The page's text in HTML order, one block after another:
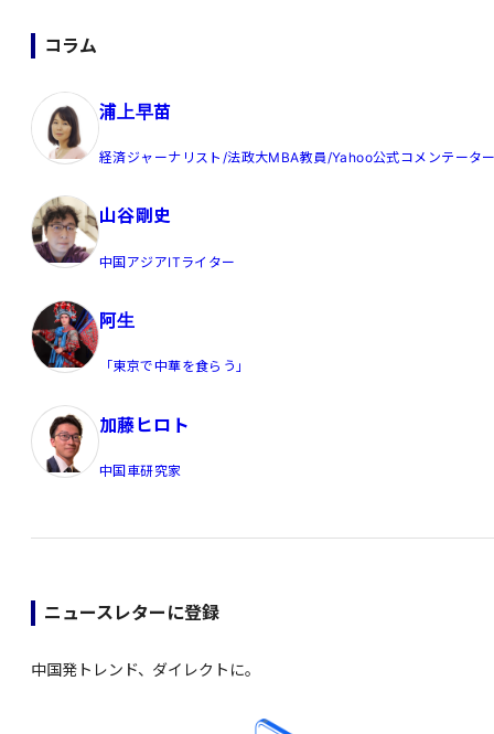
コラム
浦上早苗
経済ジャーナリスト/法政大MBA教員/Yahoo公式コメンテータ
山谷剛史
中国アジアITライター
阿生
「東京で中華を食らう」
加藤ヒロト
中国車研究家
ニュースレターに登録
中国発トレンド、ダイレクトに。